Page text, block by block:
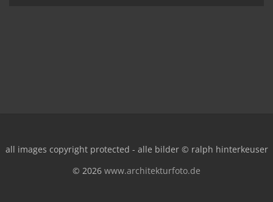
all images copyright protected - alle bilder © ralph hinterkeuser
© 2026 www.architekturfoto.de